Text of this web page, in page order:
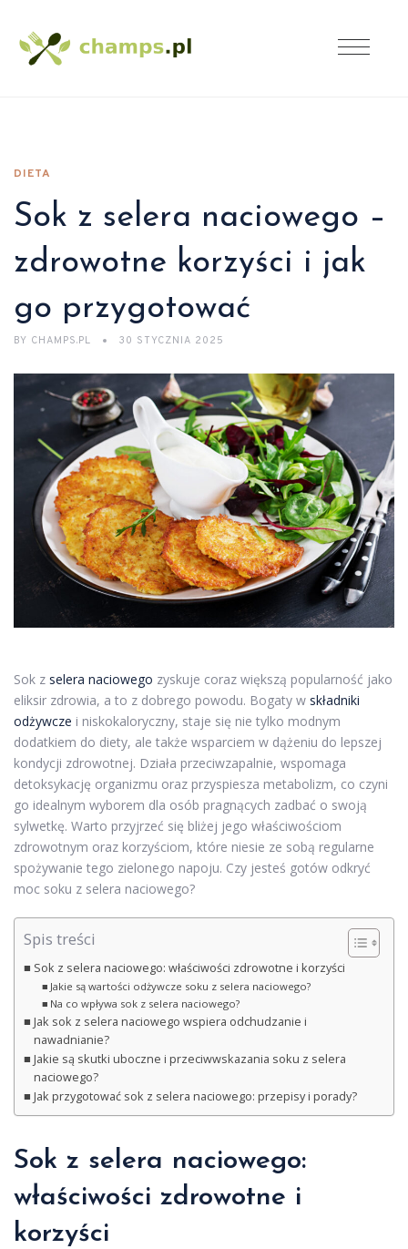
DIETA
Sok z selera naciowego –
zdrowotne korzyści i jak
go przygotować
BY CHAMPS.PL 30 STYCZNIA 2025
Sok z selera naciowego zyskuje coraz większą popularność jako
eliksir zdrowia, a to z dobrego powodu. Bogaty w składniki
odżywcze i niskokaloryczny, staje się nie tylko modnym
dodatkiem do diety, ale także wsparciem w dążeniu do lepszej
kondycji zdrowotnej. Działa przeciwzapalnie, wspomaga
detoksykację organizmu oraz przyspiesza metabolizm, co czyni
go idealnym wyborem dla osób pragnących zadbać o swoją
sylwetkę. Warto przyjrzeć się bliżej jego właściwościom
zdrowotnym oraz korzyściom, które niesie ze sobą regularne
spożywanie tego zielonego napoju. Czy jesteś gotów odkryć
moc soku z selera naciowego?
Spis treści
Sok z selera naciowego: właściwości zdrowotne i korzyści
Jakie są wartości odżywcze soku z selera naciowego?
Na co wpływa sok z selera naciowego?
Jak sok z selera naciowego wspiera odchudzanie i
nawadnianie?
Jakie są skutki uboczne i przeciwwskazania soku z selera
naciowego?
Jak przygotować sok z selera naciowego: przepisy i porady?
Sok z selera naciowego:
właściwości zdrowotne i
korzyści